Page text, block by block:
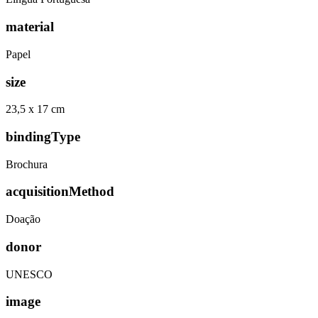
material
Papel
size
23,5 x 17 cm
bindingType
Brochura
acquisitionMethod
Doação
donor
UNESCO
image